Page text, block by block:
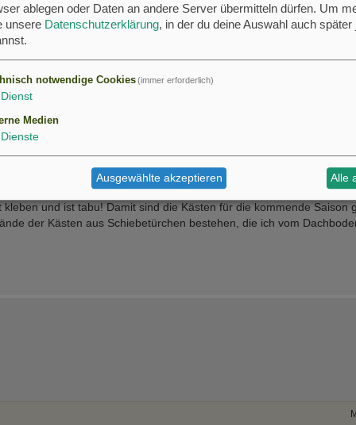
Mauerseglerbruten und teile gerne meine Meinung zu deiner Frage
Jahren. Ich stelle fest, dass bei den Mauerseglern ähnliche
Messies, die nach der Brut ein wahres Chaos hinterlassen. In
sich an keine Hausordnung halten! Da ist jeweils die ganze
verlassene (wohl unbefruchtete) Eier und zerbrochene
und Wänden festklebt und sauge dann vorsichtig bis in alle Ritzen
und ist tabu! Damit sind die Kästen für die kommende Saison
der Kästen aus Schiebetürchen bestehen, die ich vom
ablegen oder Daten an andere Server übermitteln dürfen. Um
unsere Datenschutzerklärung, in der du deine Auswahl auch später
notwendige Cookies(immer erforderlich)
Dienst
Medien
Dienste
Ausgewählte akzeptieren Alle